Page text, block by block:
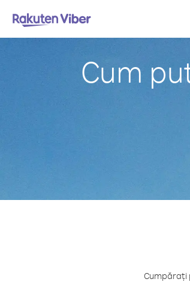
Cum
Cumpărați